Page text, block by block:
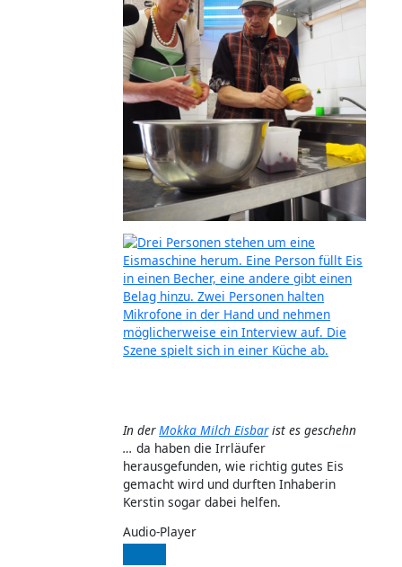
In derMokka Milch Eisbarist es geschehn
… da haben die Irrläufer
herausgefunden, wie richtig gutes Eis
gemacht wird und durften Inhaberin
Kerstin sogar dabei helfen.
Audio-Player